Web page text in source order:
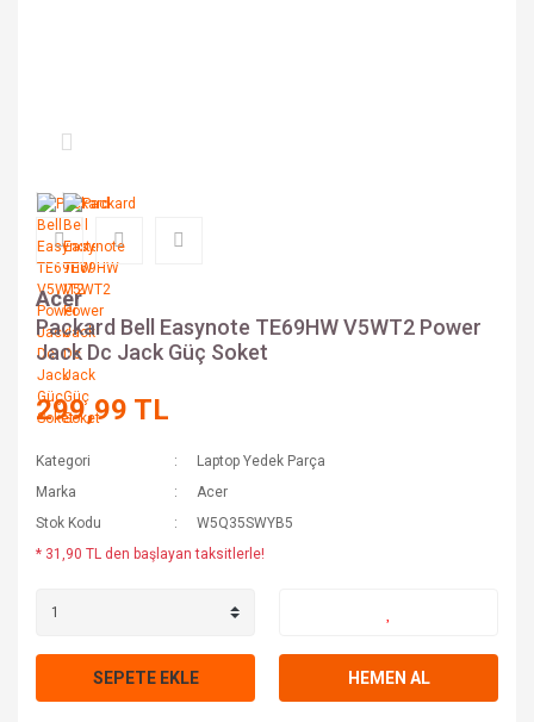
Acer
Packard Bell Easynote TE69HW V5WT2 Power
Jack Dc Jack Güç Soket
299,99 TL
Kategori
Laptop Yedek Parça
Marka
Acer
Stok Kodu
W5Q35SWYB5
* 31,90 TL den başlayan taksitlerle!
SEPETE EKLE HEMEN AL